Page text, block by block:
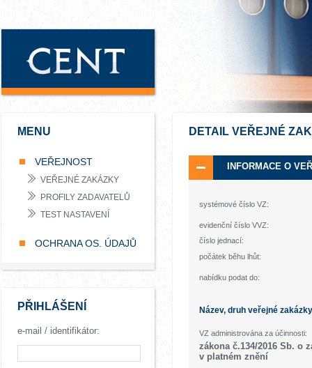
MENU
VEŘEJNOST
VEŘEJNÉ ZAKÁZKY
PROFILY ZADAVATELŮ
TEST NASTAVENÍ
OCHRANA OS. ÚDAJŮ
PŘIHLÁŠENÍ
e-mail / identifikátor:
DETAIL VEŘEJNÉ
INFORMACE O
systémové číslo VZ:
evidenční číslo VVZ:
číslo jednací:
počátek běhu lhůt:
nabídku podat do:
Název, druh veřejné
VZ administrována za účinnosti:
zákona č.134/2016 Sb. o
v platném znění